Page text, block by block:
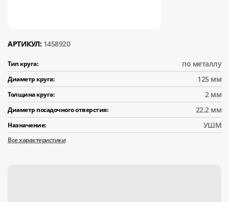
АРТИКУЛ: 1458920
Тип круга: по металлу
Диаметр круга: 125 мм
Толщина круга: 2 мм
Диаметр посадочного отверстия: 22.2 мм
Назначение: УШМ
Все характеристики